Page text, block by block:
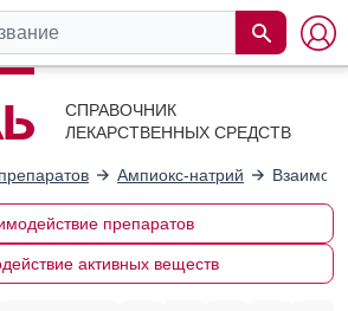
СПРАВОЧНИК
ЛЕКАРСТВЕННЫХ СРЕДСТВ
Ампиокс-натрий
препаратов
активных веществ